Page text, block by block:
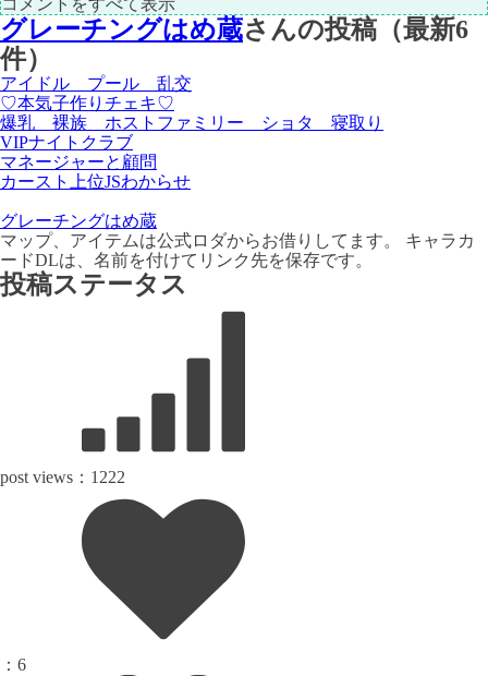
グレーチングはめ蔵さんの投稿（最新6
件）
アイドル プール 乱交
♡本気子作りチェキ♡
爆乳 裸族 ホストファミリー ショタ 寝取り
VIPナイトクラブ
マネージャーと顧問
カースト上位JSわからせ
グレーチングはめ蔵
マップ、アイテムは公式ロダからお借りしてます。 キャラカ
ードDLは、名前を付けてリンク先を保存です。
投稿ステータス
post views： 1222
： 6